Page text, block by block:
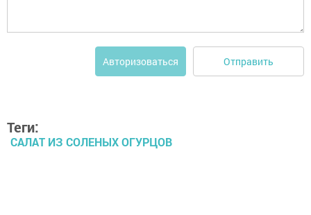
Авторизоваться Отправить
Теги:
САЛАТ ИЗ СОЛЕНЫХ ОГУРЦОВ